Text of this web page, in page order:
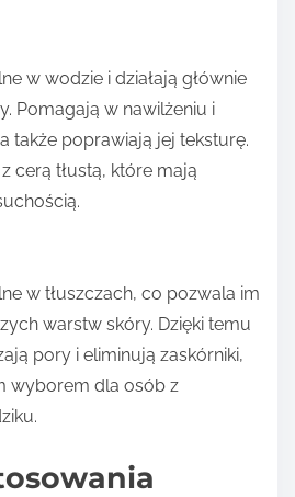
w wodzie i działają głównie
Pomagają w nawilżeniu i
także poprawiają jej teksturę.
cerą tłustą, które mają
w tłuszczach, co pozwala im
warstw skóry. Dzięki temu
pory i eliminują zaskórniki,
wyborem dla osób z